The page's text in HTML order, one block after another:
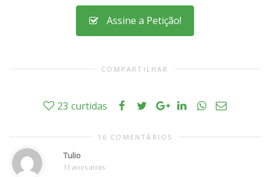
Assine a Petição!
COMPARTILHAR
23 curtidas
16 COMENTÁRIOS
Tulio
11 anos atrás